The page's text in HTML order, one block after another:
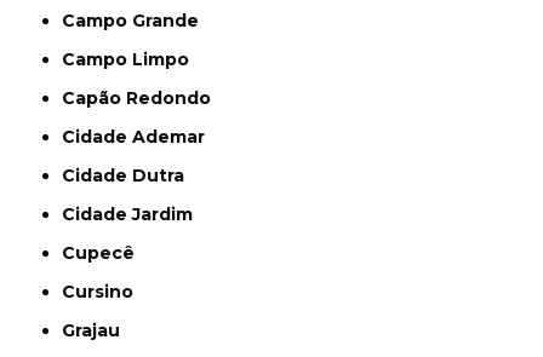
Campo Grande
Campo Limpo
Capão Redondo
Cidade Ademar
Cidade Dutra
Cidade Jardim
Cupecê
Cursino
Grajau